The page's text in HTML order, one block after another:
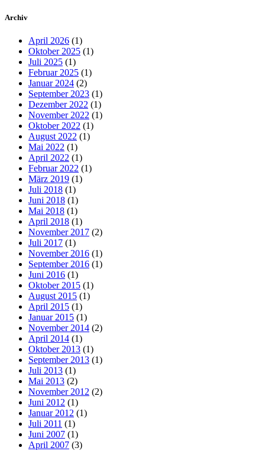
Archiv
April 2026 (1)
Oktober 2025 (1)
Juli 2025 (1)
Februar 2025 (1)
Januar 2024 (2)
September 2023 (1)
Dezember 2022 (1)
November 2022 (1)
Oktober 2022 (1)
August 2022 (1)
Mai 2022 (1)
April 2022 (1)
Februar 2022 (1)
März 2019 (1)
Juli 2018 (1)
Juni 2018 (1)
Mai 2018 (1)
April 2018 (1)
November 2017 (2)
Juli 2017 (1)
November 2016 (1)
September 2016 (1)
Juni 2016 (1)
Oktober 2015 (1)
August 2015 (1)
April 2015 (1)
Januar 2015 (1)
November 2014 (2)
April 2014 (1)
Oktober 2013 (1)
September 2013 (1)
Juli 2013 (1)
Mai 2013 (2)
November 2012 (2)
Juni 2012 (1)
Januar 2012 (1)
Juli 2011 (1)
Juni 2007 (1)
April 2007 (3)